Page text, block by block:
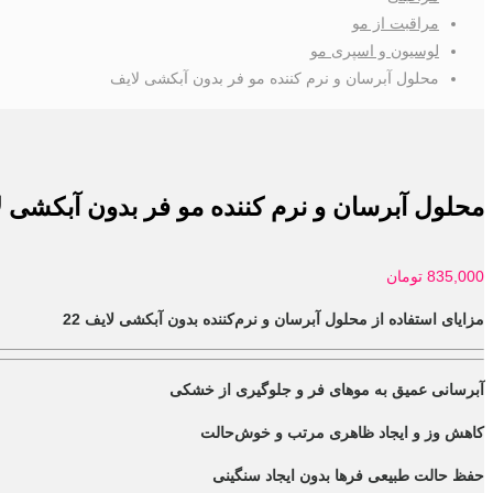
مراقبت از مو
لوسیون و اسپری مو
محلول آبرسان و نرم کننده مو فر بدون آبکشی لایف
محلول آبرسان و نرم کننده مو فر بدون آبکشی
835,000 تومان
مزایای استفاده از محلول آبرسان و نرم‌کننده بدون آبکشی لایف 22
آبرسانی عمیق به موهای فر و جلوگیری از خشکی
کاهش وز و ایجاد ظاهری مرتب و خوش‌حالت
حفظ حالت طبیعی فرها بدون ایجاد سنگینی